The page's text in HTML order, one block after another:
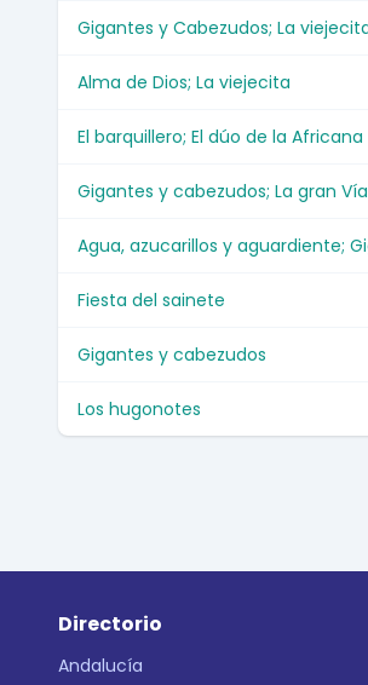
Gigantes y Cabezudos; La
Alma de Dios; La viejecita
El barquillero; El dúo de la Africana
Gigantes y cabezudos; La gran Vía
Agua, azucarillos y aguardiente;
Fiesta del sainete
Gigantes y cabezudos
Los hugonotes
Directorio
Andalucía